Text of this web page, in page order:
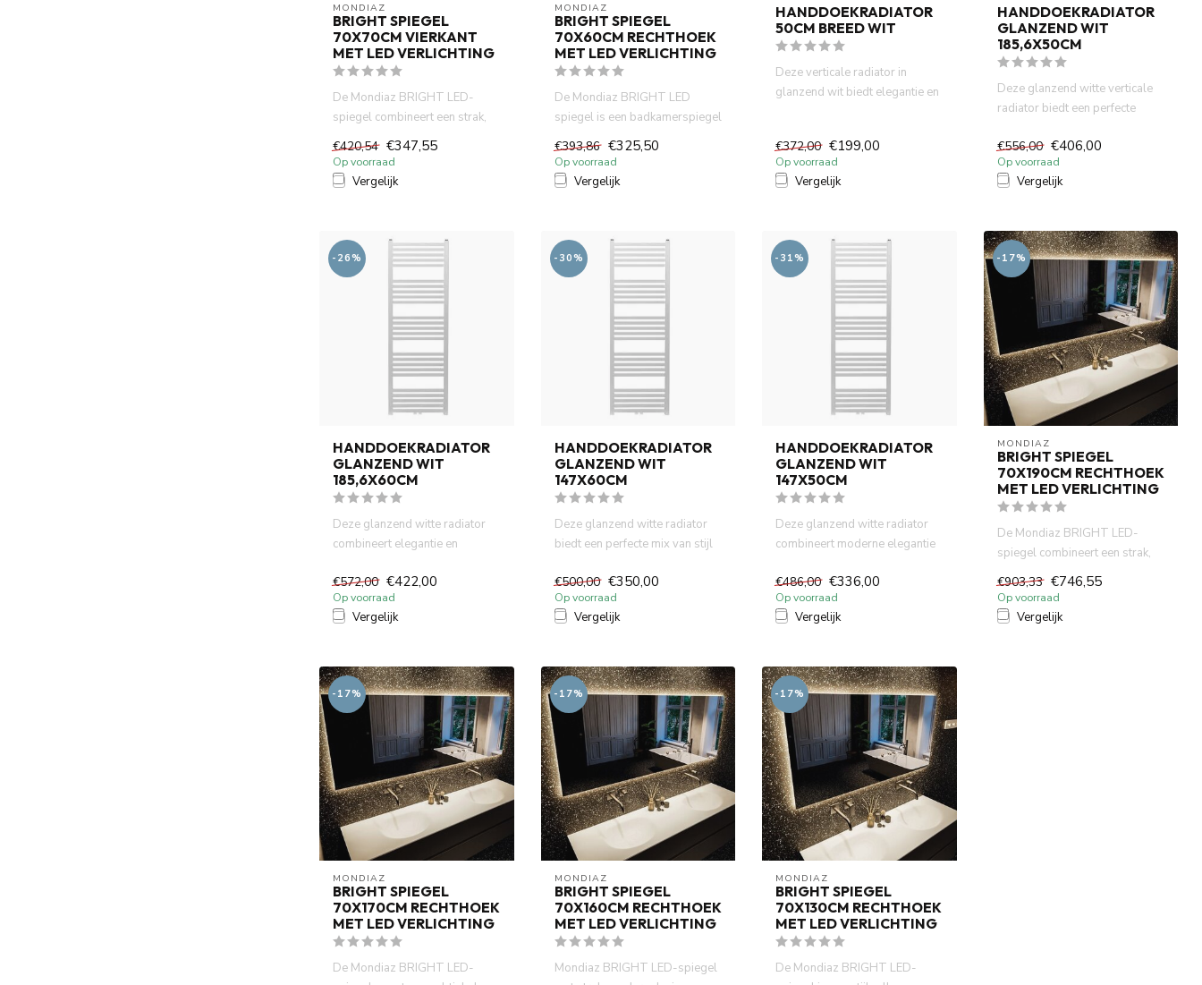
MONDIAZ
BRIGHT SPIEGEL
70X70CM VIERKANT
MET LED VERLICHTING
De Mondiaz BRIGHT LED-
spiegel combineert een strak,
eigentijds design met energi...
€420,54 €347,55
Op voorraad
Vergelijk
MONDIAZ
BRIGHT SPIEGEL
70X60CM RECHTHOEK
MET LED VERLICHTING
De Mondiaz BRIGHT LED
spiegel is een badkamerspiegel
met energiezuinige LED-verl...
€393,86 €325,50
Op voorraad
Vergelijk
HANDDOEKRADIATOR
50CM BREED WIT
Deze verticale radiator in
glanzend wit biedt elegantie en
€372,00 €199,00
Op voorraad
Vergelijk
HANDDOEKRADIATOR
GLANZEND WIT
185,6X50CM
Deze glanzend witte verticale
radiator biedt een perfecte
€556,00 €406,00
Op voorraad
Vergelijk
-26%
HANDDOEKRADIATOR
GLANZEND WIT
185,6X60CM
Deze glanzend witte radiator
combineert elegantie en
€572,00 €422,00
Op voorraad
Vergelijk
-30%
HANDDOEKRADIATOR
GLANZEND WIT
147X60CM
Deze glanzend witte radiator
biedt een perfecte mix van stijl
€500,00 €350,00
Op voorraad
Vergelijk
-31%
HANDDOEKRADIATOR
GLANZEND WIT
147X50CM
Deze glanzend witte radiator
combineert moderne elegantie
€486,00 €336,00
Op voorraad
Vergelijk
-17%
MONDIAZ
BRIGHT SPIEGEL
70X190CM RECHTHOEK
MET LED VERLICHTING
De Mondiaz BRIGHT LED-
spiegel combineert een strak,
ene...
€903,33 €746,55
Op voorraad
Vergelijk
-17%
MONDIAZ
BRIGHT SPIEGEL
70X170CM RECHTHOEK
MET LED VERLICHTING
De Mondiaz BRIGHT LED-
-17%
MONDIAZ
BRIGHT SPIEGEL
70X160CM RECHTHOEK
MET LED VERLICHTING
Mondiaz BRIGHT LED-spiegel
-17%
MONDIAZ
BRIGHT SPIEGEL
70X130CM RECHTHOEK
MET LED VERLICHTING
De Mondiaz BRIGHT LED-